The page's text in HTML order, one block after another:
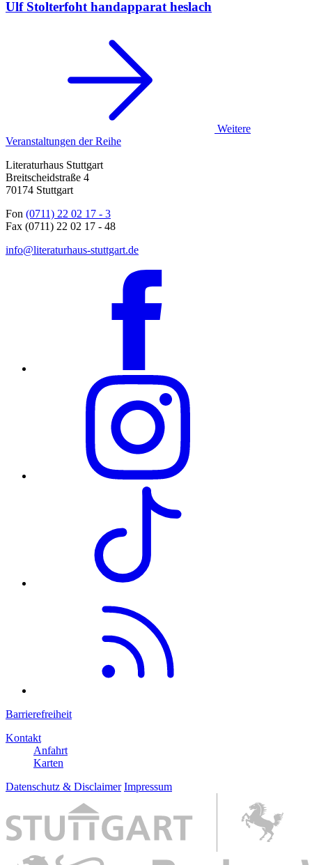
Ulf Stolterfoht handapparat heslach
Weitere
Veranstaltungen der Reihe
Literaturhaus Stuttgart
Breitscheidstraße 4
70174 Stuttgart
Fon (0711) 22 02 17 - 3
Fax (0711) 22 02 17 - 48
info@literaturhaus-stuttgart.de
Barrierefreiheit
Kontakt
Anfahrt
Karten
Datenschutz & Disclaimer Impressum